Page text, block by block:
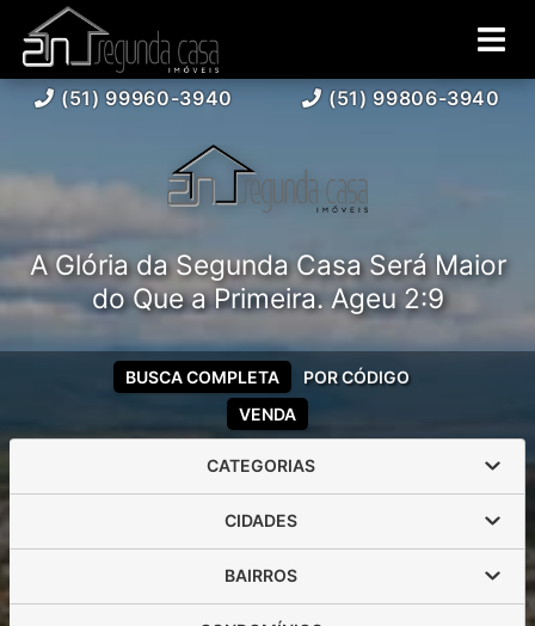
(51) 99960-3940 (51) 99806-3940
A Glória da Segunda Casa Será Maior
do Que a Primeira. Ageu 2:9
VENDA
BUSCA COMPLETA POR CÓDIGO
CATEGORIAS
CIDADES
BAIRROS